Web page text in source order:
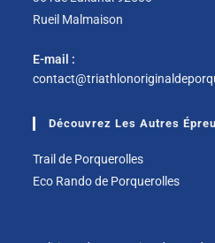
Rueil Malmaison
E-mail :
Découvrez Les Autres
Trail de Porquerolles
Eco Rando de Porquerolles